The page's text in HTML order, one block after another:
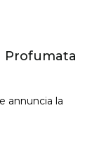
Profumata
annuncia la